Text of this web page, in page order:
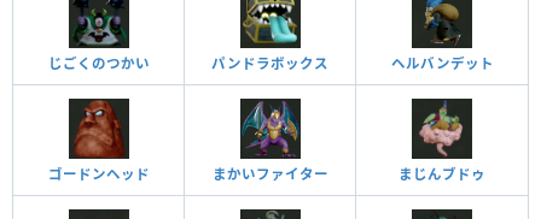
じごくのつかい パンドラボックス ヘルバンデット
ゴードンヘッド まかいファイター まじんブドゥ